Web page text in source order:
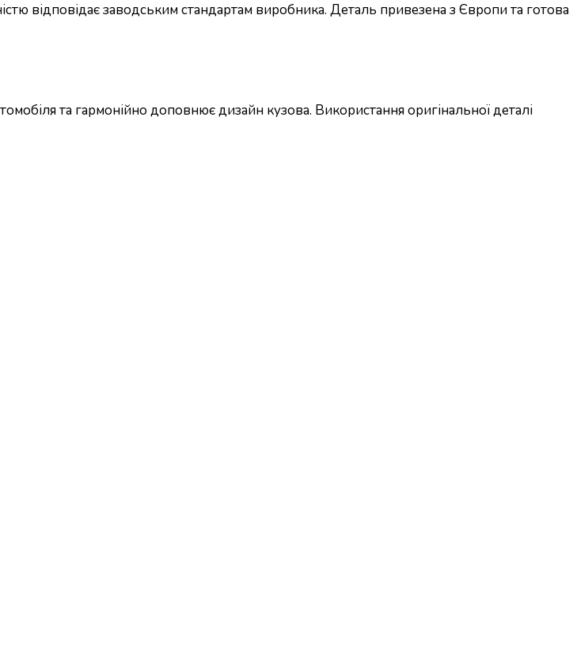
відповідає заводським стандартам виробника. Деталь привезена з Європи та готова
та гармонійно доповнює дизайн кузова. Використання оригінальної деталі